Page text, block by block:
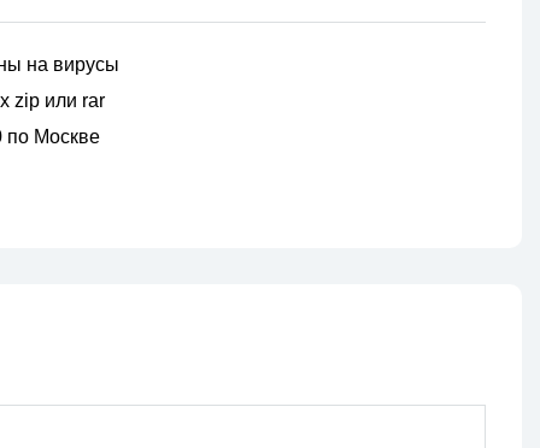
на вирусы
zip или rar
по Москве